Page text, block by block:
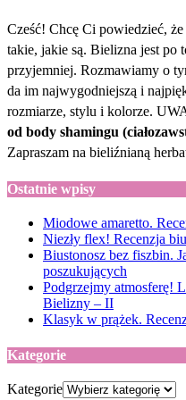
Cześć! Chcę Ci powiedzieć,
takie, jakie są. Bielizna jest po
przyjemniej. Rozmawiamy o
da im najwygodniejszą i
rozmiarze, stylu i kolorze.
od body shamingu
Zapraszam na bieliźnianą
Ostatnie wpisy
Miodowe amaretto.
Niezły flex! Recenzja
Biustonosz bez fiszbin.
poszukujących
Podgrzejmy atmosferę!
Bielizny – II
Klasyk w prążek.
Kategorie
Kategorie